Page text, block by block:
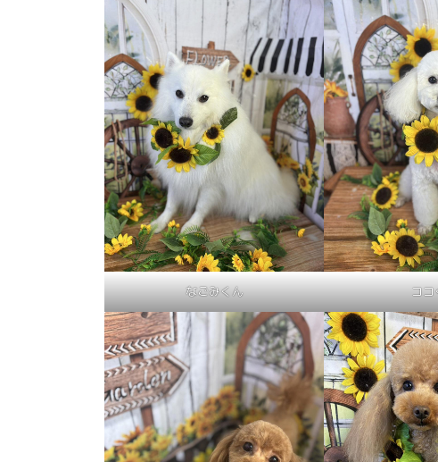
なごみくん ココ